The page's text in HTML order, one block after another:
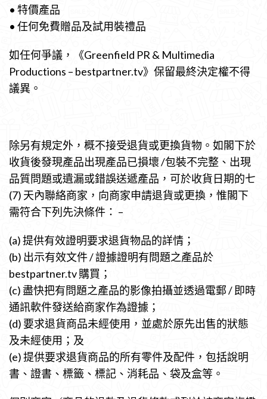
• 特價產品
• 任何免費贈品及試用裝禮品
如任何爭議，《Greenfield PR & Multimedia
Productions – bestpartner.tv》保留最終決定權不得
議異。
除另有規定外，概不接受退貨或更換貨物。如閣下於
收貨後發現產品出現產品已損壞 /包裝不完整、出現
品質問題或遺漏或錯誤送遞產品，可於收貨日期的七
(7) 天內聯絡商家，向商家申請退貨或更換，惟閣下
需符合下列先決條件： –
(a) 提供有效證明要求退貨物品的詳情；
(b) 出示有效文件 / 證據證明有問題之產品於
bestpartner.tv 購買；
(c) 盡快把有問題之產品的影像拍攝並透過電郵 / 即時
通訊軟件發送給商家作為證據；
(d) 要求退貨商品未經使用，並處於原先出售的狀態
及未經使用；及
(e) 提供要求退貨商品的所有零件及配件，包括說明
書、證書、標籤、標記、消耗品、袋及盒等。